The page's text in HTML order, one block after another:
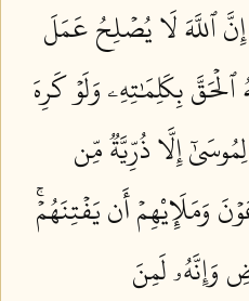
ٱللَّهَ لَا يُصۡلِحُ عَمَلَ
ٱلۡحَقَّ بِكَلِمَٰتِهِۦ وَلَوۡ كَرِهَ
إِلَّا ذُرِّيَّةٞ مِّن
وَمَلَإِيْهِمۡ أَن يَفۡتِنَهُمۡۚ
وَإِنَّهُۥ لَمِنَ